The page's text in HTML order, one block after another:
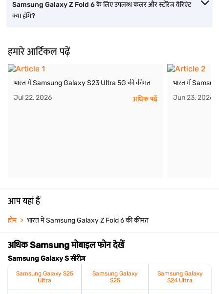
Samsung Galaxy Z Fold 6 के लिए उपलब्ध कलर और स्टोरेज वेरिएंट
क्या होंगे?
हमारे आर्टिकल पढ़ें
भारत में Samsung Galaxy S23 Ultra 5G की कीमत
Jul 22, 2026
अधिक पढ़ें
भारत में
Jun 23, 2026
आप यहां हैं
होम भारत में Samsung Galaxy Z Fold 6 की कीमत
अधिक Samsung मोबाइल फोन देखें
Samsung Galaxy S सीरीज़
Samsung Galaxy S25
Ultra
Samsung Galaxy
S25
Samsung Galaxy
S24 Ultra